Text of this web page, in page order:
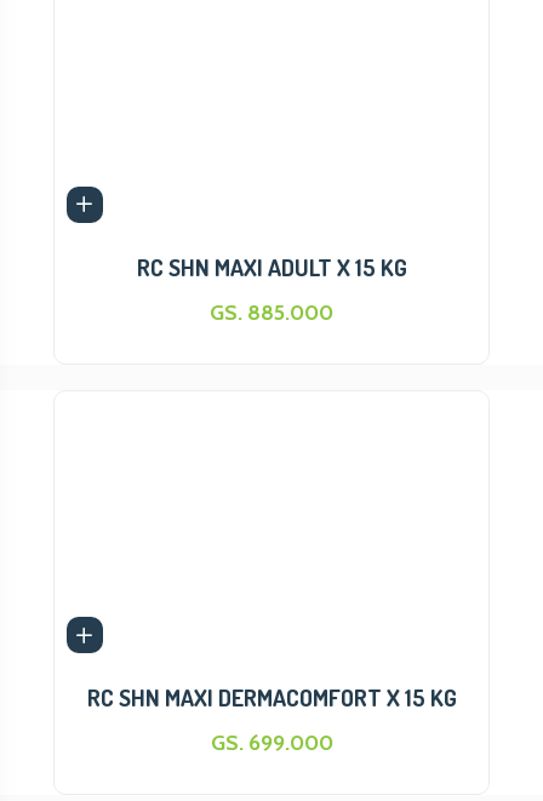
RC SHN MAXI ADULT X 15 KG
GS. 885.000
RC SHN MAXI DERMACOMFORT X 15 KG
GS. 699.000